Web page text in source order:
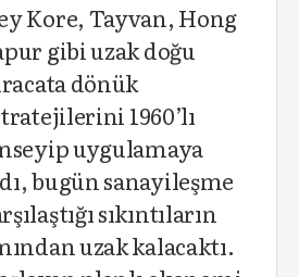
Kore, Tayvan, Hong
gibi uzak doğu
dönük
1960’lı
uygulamaya
bugün sanayileşme
sıkıntıların
uzak kalacaktı.